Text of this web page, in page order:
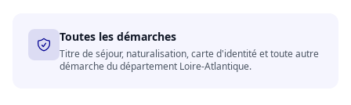
Toutes les démarches
Titre de séjour, naturalisation, carte d'identité et toute autre
démarche du département Loire-Atlantique.